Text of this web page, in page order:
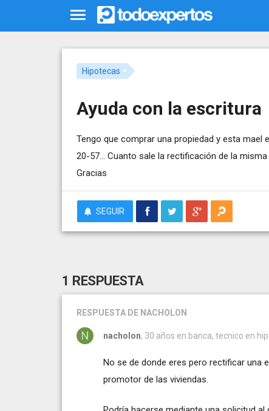
Hipotecas
Ayuda con la escritura
Tengo que comprar una propiedad y esta mael
20-57... Cuanto sale la rectificación de la
Gracias
SEGUIR
1 RESPUESTA
RESPUESTA DE NACHOLON
nacholon, 30 años en banca, tecnico en
No se de donde eres pero rectificar una
promotor de las viviendas.